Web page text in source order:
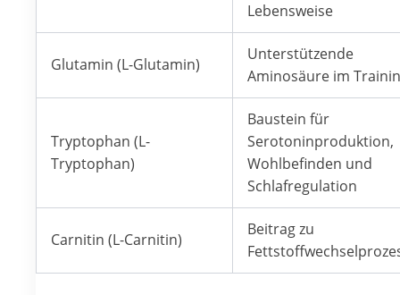
Lebensweise
Glutamin (L-Glutamin)
Unterstützende
Aminosäure im
Tryptophan (L-
Tryptophan)
Baustein für
Serotoninproduktion,
Wohlbefinden und
Schlafregulation
Carnitin (L-Carnitin)
Beitrag zu